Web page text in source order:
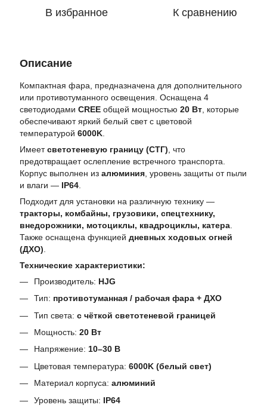
В избранное К сравнению
Описание
Компактная фара, предназначена для дополнительного
или противотуманного освещения. Оснащена 4
светодиодами CREE общей мощностью 20 Вт , которые
обеспечивают яркий белый свет с цветовой
температурой 6000K
Имеетсветотеневую границу (СТГ) , что
предотвращает ослепление встречного транспорта.
Корпус выполнен из алюминия , уровень защиты от пыли
и влаги — IP64
Подходит для установки на различную технику —
тракторы, комбайны, грузовики, спецтехнику,
внедорожники, мотоциклы, квадроциклы, катера
Также оснащена функцией дневных ходовых огней
(ДХО)
Технические характеристики:
Производитель: HJG
Тип: противотуманная / рабочая фара + ДХО
Тип света: с чёткой светотеневой границей
Мощность: 20 Вт
Напряжение: 10–30 В
Цветовая температура: 6000K (белый свет)
Материал корпуса: алюминий
Уровень защиты: IP64